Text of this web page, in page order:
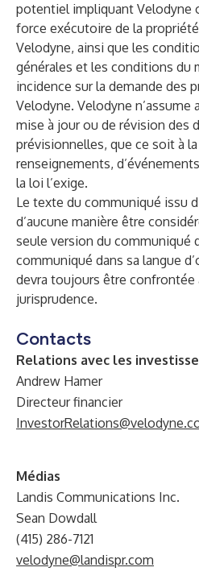
potentiel impliquant Velodyne
force exécutoire de la
Velodyne, ainsi que les
générales et les conditions du
incidence sur la demande des
Velodyne. Velodyne n’assume
mise à jour ou de révision des
prévisionnelles, que ce soit à
renseignements,
la loi l’exige.
Le texte du communiqué issu
d’aucune manière être
seule version du communiqué
communiqué dans sa langue
devra toujours être confrontée
jurisprudence.
Contacts
Relations avec les
Andrew Hamer
Directeur financier
Médias
Landis Communications Inc.
Sean Dowdall
(415) 286-7121
velodyne@landispr.com